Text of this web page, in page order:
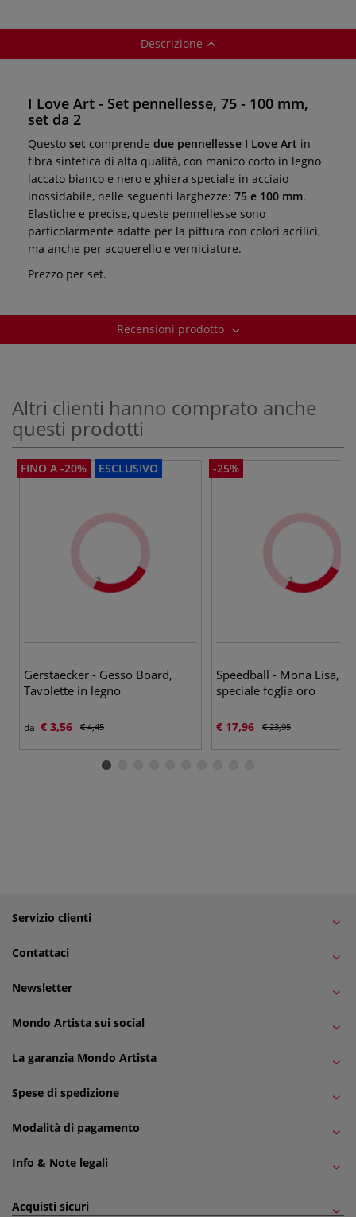
Descrizione
I Love Art - Set pennellesse, 75 - 100 mm,
set da 2
Questo set comprende due pennellesse I Love Art in
fibra sintetica di alta qualità, con manico corto in legno
laccato bianco e nero e ghiera speciale in acciaio
inossidabile, nelle seguenti larghezze: 75 e 100 mm.
Elastiche e precise, queste pennellesse sono
particolarmente adatte per la pittura con colori acrilici,
ma anche per acquerello e verniciature.
Prezzo per set.
Recensioni prodotto
Altri clienti hanno comprato anche
questi prodotti
FINO A -20% ESCLUSIVO
Gerstaecker - Gesso Board,
Tavolette in legno
da € 3,56 € 4,45
-25%
Speedball - Mona Lisa, Kit
speciale foglia oro
€ 17,96 € 23,95
Servizio clienti
Contattaci
Newsletter
Mondo Artista sui social
La garanzia Mondo Artista
Spese di spedizione
Modalità di pagamento
Info & Note legali
Acquisti sicuri